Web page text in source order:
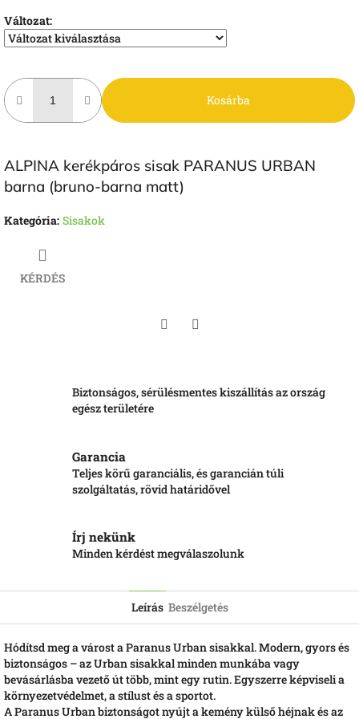
Változat:
Kosárba
ALPINA kerékpáros sisak PARANUS URBAN
barna (bruno-barna matt)
Kategória: Sisakok
KÉRDÉS
Biztonságos, sérülésmentes kiszállítás az ország
egész területére
Garancia
Teljes körű garanciális, és garancián túli
szolgáltatás, rövid határidővel
Írj nekünk
Minden kérdést megválaszolunk
Leírás Beszélgetés
Hódítsd meg a várost a Paranus Urban sisakkal. Modern, gyors és
biztonságos – az Urban sisakkal minden munkába vagy
bevásárlásba vezető út több, mint egy rutin. Egyszerre képviseli a
környezetvédelmet, a stílust és a sportot.
A Paranus Urban biztonságot nyújt a kemény külső héjnak és az